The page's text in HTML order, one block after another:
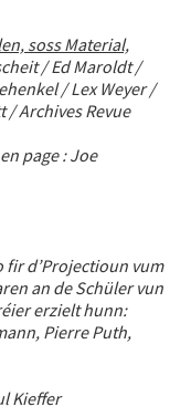
soss Material,
/ Ed Maroldt /
/ Lex Weyer /
/ Archives Revue
page : Joe
fir d’Projectioun vum
an de Schüler vun
erzielt hunn:
Pierre Puth,
Kieffer